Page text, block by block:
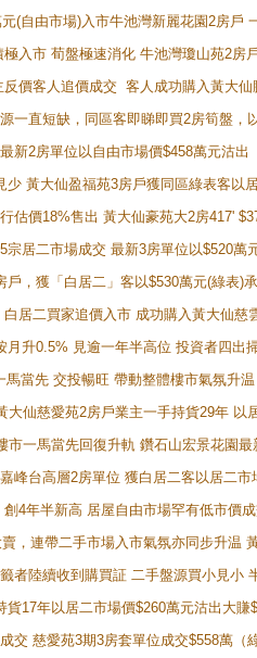
(自由市場)入市牛池灣新麗花園2房戶
入市 荀盤極速消化 牛池灣瓊山苑2房
反價客人追價成交 客人成功購入黃大
一直短缺，同區客即睇即買2房筍盤，
新2房單位以自由市場價$458萬元沽出
少 黃大仙盈福苑3房戶獲同區綠表客以
估價18%售出 黃大仙豪苑大2房417'
宗居二市場成交 最新3房單位以$520萬
戶，獲「白居二」客以$530萬元(綠表)
居二買家追價入市 成功購入黃大仙
月升0.5% 見逾一年半高位 投資者四
馬當先 交投暢旺 帶動整體樓市氣氛升
大仙慈愛苑2房戶業主一手持貨29年 以
市一馬當先回復升軌 鑽石山宏景花園
峰台高層2房單位 獲白居二客以居二市
4年半新高 居屋自由市場罕有低市價
，連帶二手市場入市氣氛亦同步升温
者陸續收到購買証 二手盤源買小見小
貨17年以居二市場價$260萬元沽出大賺
交 慈愛苑3期3房套單位成交$558萬（